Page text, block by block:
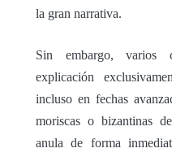
la gran narrativa.
Sin embargo, varios
explicación
incluso en fechas
moriscas o bizantinas
anula de forma